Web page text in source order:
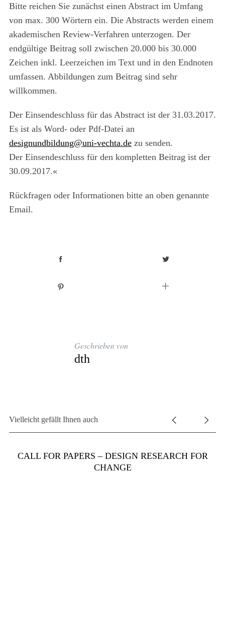
Bitte reichen Sie zunächst einen Abstract im Umfang
von max. 300 Wörtern ein. Die Abstracts werden einem
akademischen Review-Verfahren unterzogen. Der
endgültige Beitrag soll zwischen 20.000 bis 30.000
Zeichen inkl. Leerzeichen im Text und in den Endnoten
umfassen. Abbildungen zum Beitrag sind sehr
willkommen.
Der Einsendeschluss für das Abstract ist der 31.03.2017.
Es ist als Word- oder Pdf-Datei an
designundbildung@uni-vechta.dezu senden.
Der Einsendeschluss für den kompletten Beitrag ist der
30.09.2017.«
Rückfragen oder Informationen bitte an oben genannte
Email.
Geschrieben von
dth
Vielleicht gefällt Ihnen auch
CALL FOR PAPERS – DESIGN RESEARCH FOR
CHANGE
u